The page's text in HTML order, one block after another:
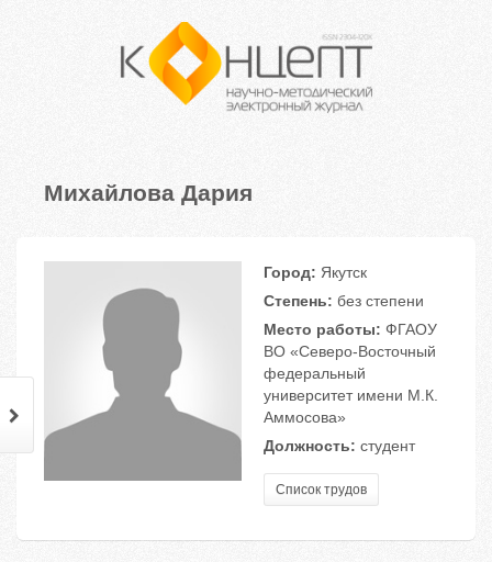
Михайлова Дария
Город: Якутск
Степень: без степени
Место работы: ФГАОУ
ВО «Северо-Восточный
федеральный
университет имени М.К.
Аммосова»
Должность: студент
Список трудов